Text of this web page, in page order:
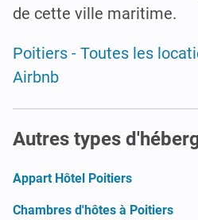
de cette ville maritime.
Poitiers - Toutes les
Airbnb
Autres types
Appart Hôtel Poitiers
Chambres d'hôtes à Poitiers